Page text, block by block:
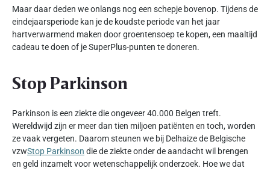
Maar daar deden we onlangs nog een schepje bovenop. Tijdens de
eindejaarsperiode kan je de koudste periode van het jaar
hartverwarmend maken door groentensoep te kopen, een maaltijd
cadeau te doen of je SuperPlus-punten te doneren.
Stop Parkinson
Parkinson is een ziekte die ongeveer 40.000 Belgen treft.
Wereldwijd zijn er meer dan tien miljoen patiënten en toch, worden
ze vaak vergeten. Daarom steunen we bij Delhaize de Belgische
vzwStop Parkinson die de ziekte onder de aandacht wil brengen
en geld inzamelt voor wetenschappelijk onderzoek. Hoe we dat